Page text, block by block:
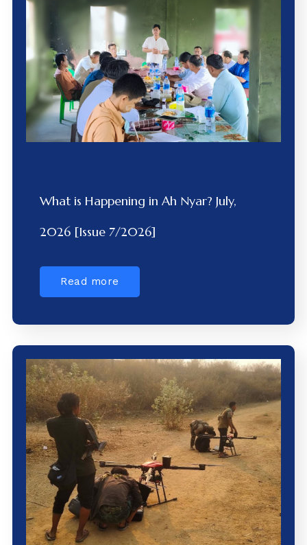
What is Happening in Ah Nyar? July,
2026 [Issue 7/2026]
Read more